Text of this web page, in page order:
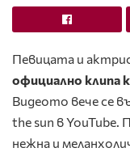
Певицата и
официално клипа
Видеото вече се
the sun в YouTube.
нежна и